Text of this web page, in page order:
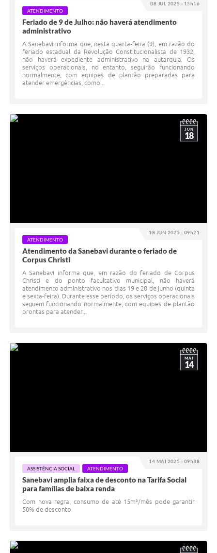
08 JUL 2025 - 15h16
ATENDIMENTO
Feriado de 9 de Julho: não haverá atendimento
administrativo
A Sanebavi informa que, nesta quarta-feira (9), em razão do
feriado estadual da Revolução Constitucionalista de 1932,
não haverá expediente administrativo na autarquia. Os
serviços operacionais, no entanto, seguirão funcionando
normalmente, com equipes de plantão preparadas para
atender emergências, como...
18 JUN 2025 - 09h21
JUN
18
ATENDIMENTO
Atendimento da Sanebavi durante o feriado de
Corpus Christi
A Sanebavi informa que, em razão do feriado de Corpus
Christi e do ponto facultativo municipal, não haverá
atendimento administrativo nos dias 19 e 20 de junho (quinta
e sexta-feira). Durante esse período, os serviços operacionais
seguem funcionando normalmente, com equipes de plantão
prontas para atender...
14 MAI 2025 - 09h38
MAI
14
ASSISTÊNCIA SOCIAL ATENDIMENTO
Sanebavi amplia faixa de desconto na Tarifa Social
para famílias de baixa renda
Com nova regra, consumo de até 15m³/mês pode garantir
50% de desconto